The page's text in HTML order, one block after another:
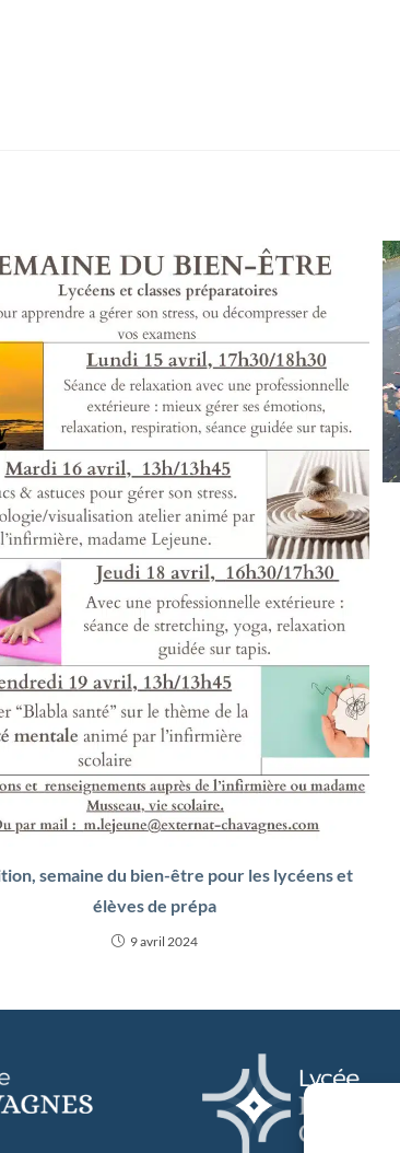
semaine du bien-être pour les lycéens et
élèves de prépa
9 avril 2024